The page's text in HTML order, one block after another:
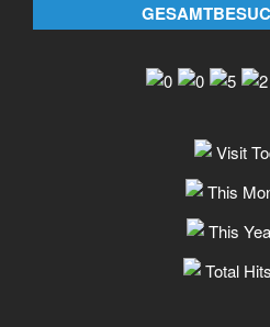
Visit
This
This
Total